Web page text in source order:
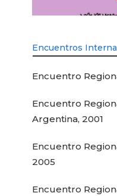
Encuentros
Encuentro
Encuentro
Argentina, 2001
Encuentro
2005
Encuentro